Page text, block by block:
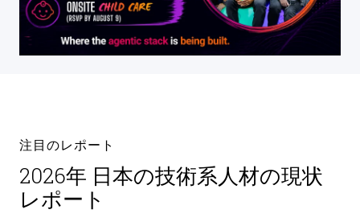
注目のレポート
2026年 日本の技術系人材の現状
レポート